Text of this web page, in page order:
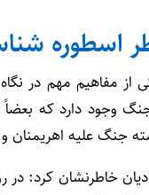
اسطوره
از مفاهیم مهم در
وجود دارد که بعضاً
جنگ علیه
خاطرنشان کرد: